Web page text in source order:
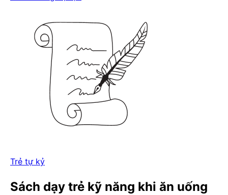
Trẻ tự kỷ
Sách dạy trẻ kỹ năng khi ăn uống